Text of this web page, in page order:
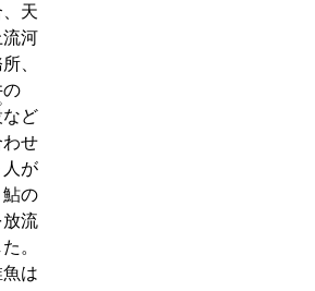
、天
河
、
など
せ
が
の
流
。
は